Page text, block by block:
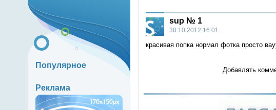
sup№ 1
30.10.2012 16:01
красивая попка нормал фотка просто
Добавлять
Популярное
Реклама